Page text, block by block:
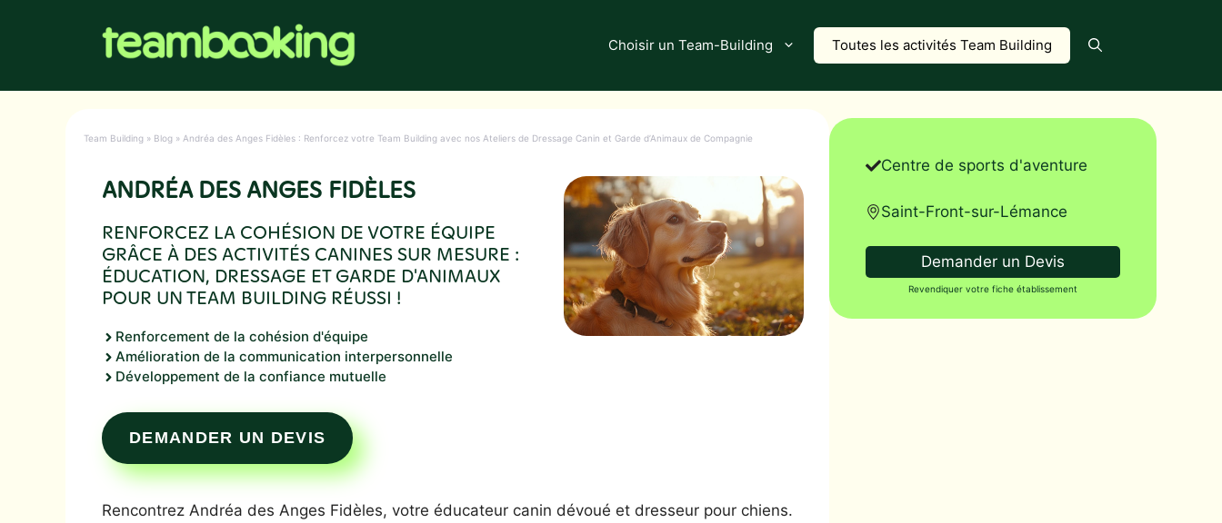
Choisir un Team-Building Toutes les activités Team Building
Team Building » Blog » Andréa des Anges Fidèles : Renforcez votre Team Building avec nos Ateliers de Dressage Canin et Garde d’Animaux de Compagnie
ANDRÉA DES ANGES FIDÈLES
RENFORCEZ LA COHÉSION DE VOTRE ÉQUIPE
GRÂCE À DES ACTIVITÉS CANINES SUR MESURE :
ÉDUCATION, DRESSAGE ET GARDE D'ANIMAUX
POUR UN TEAM BUILDING RÉUSSI !
Renforcement de la cohésion d'équipe
Amélioration de la communication interpersonnelle
Développement de la confiance mutuelle
DEMANDER UN DEVIS
Rencontrez Andréa des Anges Fidèles, votre éducateur canin dévoué et dresseur pour chiens.
Centre de sports d'aventure
Saint-Front-sur-Lémance
Demander un Devis
Revendiquer votre fiche établissement